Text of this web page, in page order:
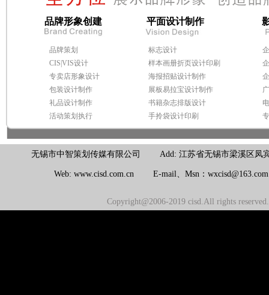
品牌形象创建 平面设计制作
品牌策划
CIS|VIS设计
专卖店形象设计
包装设计制作
礼品设计制作
活动策划执行
标志设计
样本画册折页设计印刷
海报招贴设计制作
展板易拉宝设计制作
书籍杂志排版设计
手拎袋设计印刷
无锡市中智策划传媒有限公司 Add: 江苏省无锡市梁溪区凤
Web: www.cisd.com.cn E-mail、Msn：
Copyright@2006-2019 cisd.All rights